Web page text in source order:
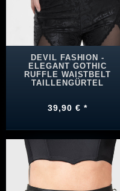
DEVIL FASHION -
ELEGANT GOTHIC
RUFFLE WAISTBELT
TAILLENGÜRTEL
39,90 € *